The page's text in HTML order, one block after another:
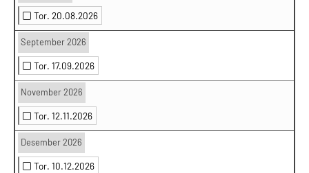
Tor. 20.08.2026
September 2026
Tor. 17.09.2026
November 2026
Tor. 12.11.2026
Desember 2026
Tor. 10.12.2026